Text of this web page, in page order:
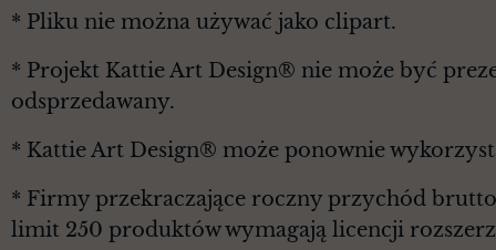
* Pliku nie można używać jako clipart.
* Projekt Kattie Art Design® nie może być
odsprzedawany.
* Kattie Art Design® może ponownie
* Firmy przekraczające roczny przychód
limit 250 produktów wymagają licencji